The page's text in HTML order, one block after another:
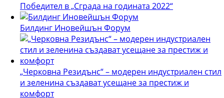
Победител в „Сграда на годината 2022“
Билдинг Иновейшън Форум
„Черковна Резидънс“ – модерен индустриален стил
и зеленина създават усещане за престиж и
комфорт